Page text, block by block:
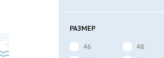
РАЗМЕР
46
48